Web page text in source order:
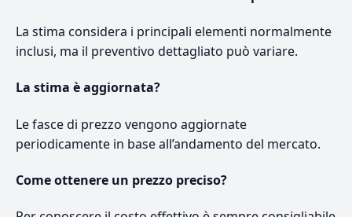
La stima considera i principali elementi normalmente
inclusi, ma il preventivo dettagliato può variare.
La stima è aggiornata?
Le fasce di prezzo vengono aggiornate
periodicamente in base all’andamento del mercato.
Come ottenere un prezzo preciso?